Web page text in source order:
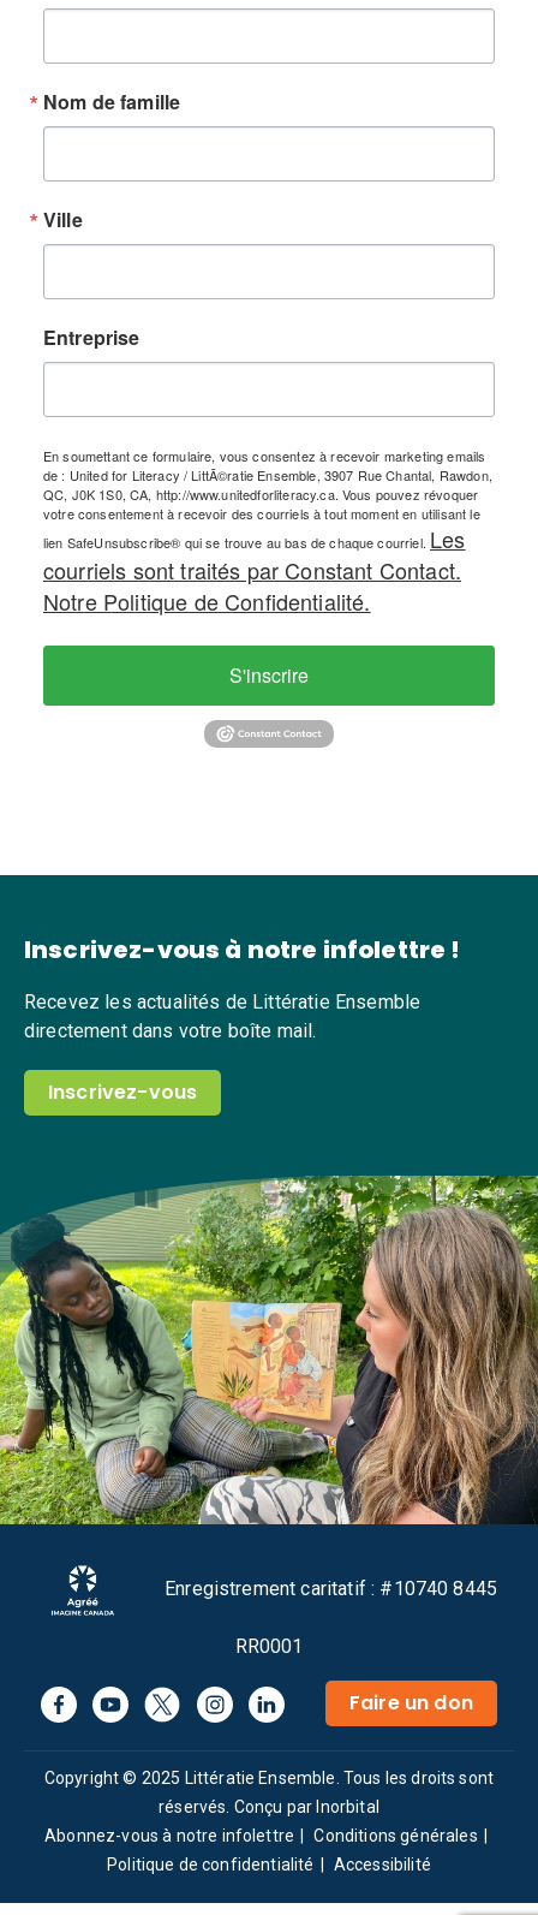
Nom de famille
Ville
Entreprise
En soumettant ce formulaire, vous consentez à recevoir marketing emails
de : United for Literacy / LittÃ©ratie Ensemble, 3907 Rue Chantal, Rawdon,
QC, J0K 1S0, CA, http://www.unitedforliteracy.ca. Vous pouvez révoquer
votre consentement à recevoir des courriels à tout moment en utilisant le
lien SafeUnsubscribe® qui se trouve au bas de chaque courriel. Les
courriels sont traités par Constant Contact.
Notre Politique de Confidentialité.
S'inscrire
Inscrivez-vous à notre infolettre !
Recevez les actualités de Littératie Ensemble
directement dans votre boîte mail.
Inscrivez-vous
Enregistrement caritatif : #10740 8445
RR0001
Faire un don
Copyright © 2025 Littératie Ensemble. Tous les droits sont
réservés. Conçu par Inorbital
Abonnez-vous à notre infolettre
Conditions générales
Politique de confidentialité
Accessibilité